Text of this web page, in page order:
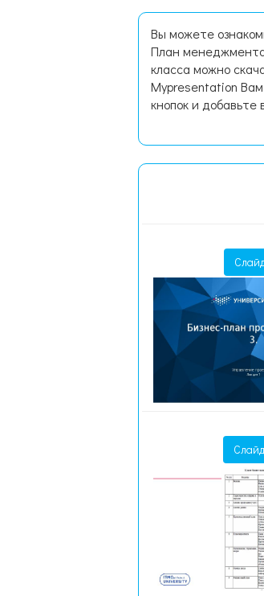
Вы можете
План
класса можно
Mypresentation Вам
кнопок и добавьте